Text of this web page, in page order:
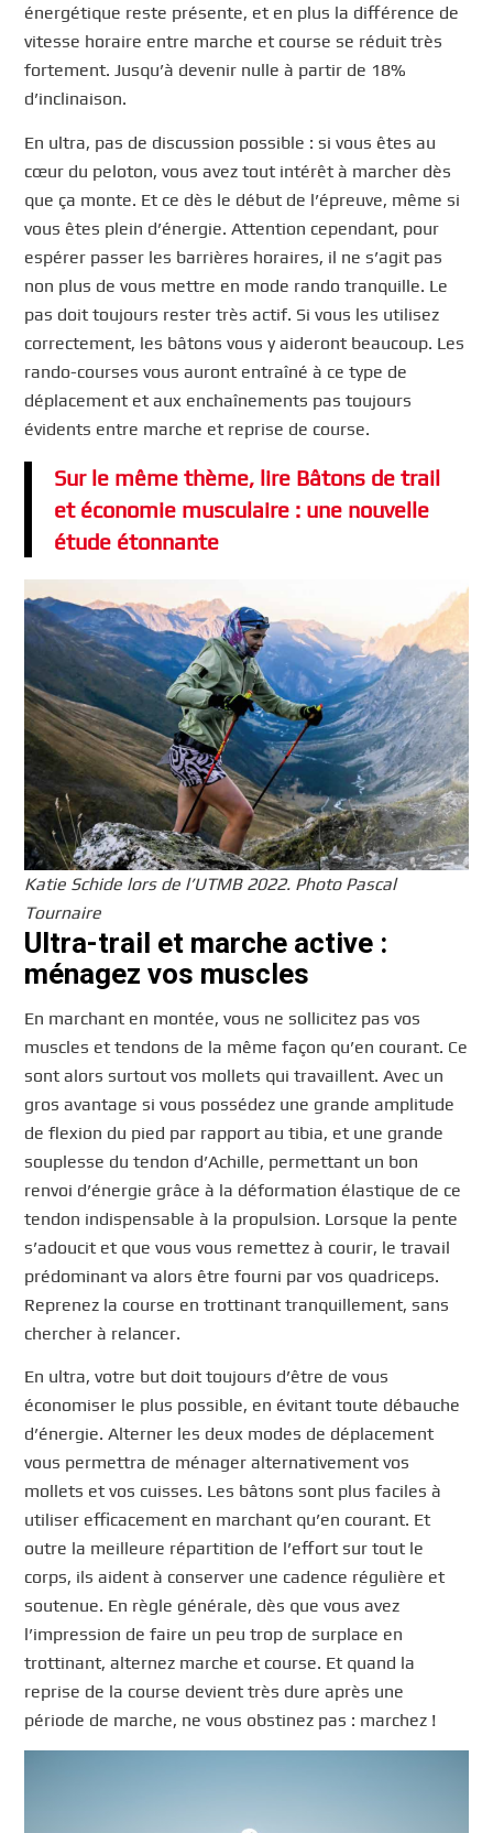
énergétique reste présente, et en plus la différence de
vitesse horaire entre marche et course se réduit très
fortement. Jusqu’à devenir nulle à partir de 18%
d’inclinaison.
En ultra, pas de discussion possible : si vous êtes au
cœur du peloton, vous avez tout intérêt à marcher dès
que ça monte. Et ce dès le début de l’épreuve, même si
vous êtes plein d’énergie. Attention cependant, pour
espérer passer les barrières horaires, il ne s’agit pas
non plus de vous mettre en mode rando tranquille. Le
pas doit toujours rester très actif. Si vous les utilisez
correctement, les bâtons vous y aideront beaucoup. Les
rando-courses vous auront entraîné à ce type de
déplacement et aux enchaînements pas toujours
évidents entre marche et reprise de course.
Sur le même thème, lire Bâtons de trail
et économie musculaire : une nouvelle
étude étonnante
Katie Schide lors de l’UTMB 2022. Photo Pascal
Tournaire
Ultra-trail et marche active :
ménagez vos muscles
En marchant en montée, vous ne sollicitez pas vos
muscles et tendons de la même façon qu’en courant. Ce
sont alors surtout vos mollets qui travaillent. Avec un
gros avantage si vous possédez une grande amplitude
de flexion du pied par rapport au tibia, et une grande
souplesse du tendon d’Achille, permettant un bon
renvoi d’énergie grâce à la déformation élastique de ce
tendon indispensable à la propulsion. Lorsque la pente
s’adoucit et que vous vous remettez à courir, le travail
prédominant va alors être fourni par vos quadriceps.
Reprenez la course en trottinant tranquillement, sans
chercher à relancer.
En ultra, votre but doit toujours d’être de vous
économiser le plus possible, en évitant toute débauche
d’énergie. Alterner les deux modes de déplacement
vous permettra de ménager alternativement vos
mollets et vos cuisses. Les bâtons sont plus faciles à
utiliser efficacement en marchant qu’en courant. Et
outre la meilleure répartition de l’effort sur tout le
corps, ils aident à conserver une cadence régulière et
soutenue. En règle générale, dès que vous avez
l’impression de faire un peu trop de surplace en
trottinant, alternez marche et course. Et quand la
reprise de la course devient très dure après une
période de marche, ne vous obstinez pas : marchez !